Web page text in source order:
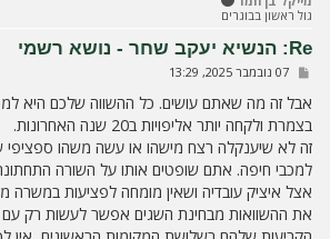
גול ראשון בבוגרים
Re: הנשיא יעקב שחר - נושא רשמי
ש
י
ח
ה
07 נובמבר 2025, 13:29
אבל זה מה שאתם עושים. כל ההשווה שלכם היא
בצמרת ולקחה יותר אליפויות ב20 שנה האחרונות.
זה לא שיענקלה רצח מישהו או עשה משהו ספציפי
למכבי חיפה. אתם שופטים אותו על השורה
אצל איציק עובדיה ושאין מומחה לפציעות במשרה
את ההשוואות מבחינת השגים אפשר לעשות רק